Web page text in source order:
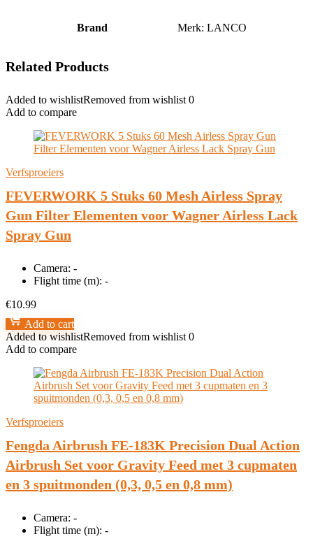
Brand Merk: LANCO
Related Products
Added to wishlistRemoved from wishlist 0
Add to compare
Verfsproeiers
FEVERWORK 5 Stuks 60 Mesh Airless Spray
Gun Filter Elementen voor Wagner Airless Lack
Spray Gun
Camera: -
Flight time (m): -
€10.99
Add to cart
Added to wishlistRemoved from wishlist 0
Add to compare
Verfsproeiers
Fengda Airbrush FE-183K Precision Dual Action
Airbrush Set voor Gravity Feed met 3 cupmaten
en 3 spuitmonden (0,3, 0,5 en 0,8 mm)
Camera: -
Flight time (m): -